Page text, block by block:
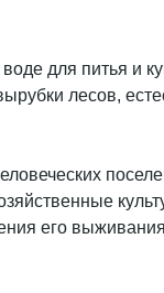
для питья и
лесов,
его